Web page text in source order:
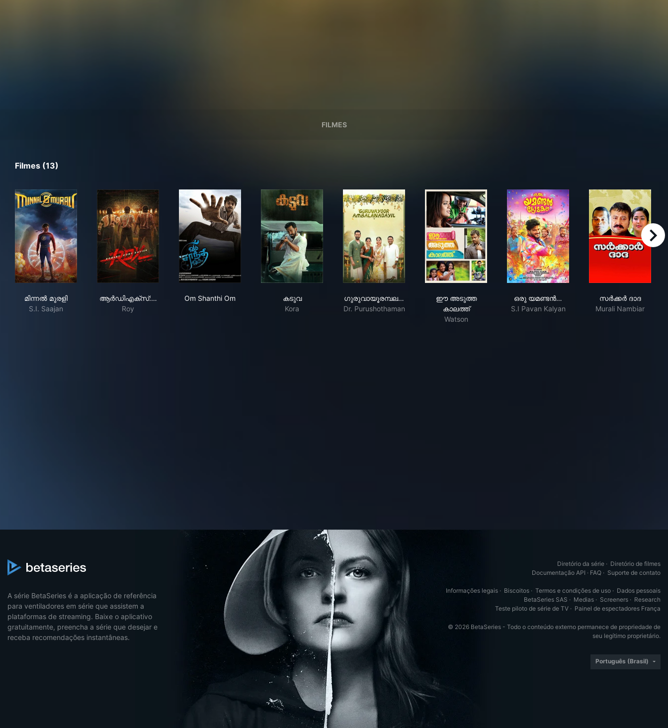
FILMES
Filmes (13)
മിന്നൽ മുരളി
S.I. Saajan
ആര്‍ഡിഎക്സ്:…
Roy
Om Shanthi Om
കടുവ
Kora
ഗുരുവായൂരമ്പല…
Dr. Purushothaman
ഈ അടുത്ത
കാലത്ത്
Watson
ഒരു യമണ്ടൻ…
S.I Pavan Kalyan
സർക്കർ ദാദ
Murali Nambiar
right
A série BetaSeries é a aplicação de referência
para ventiladores em série que assistem a
plataformas de streaming. Baixe o aplicativo
gratuitamente, preencha a série que desejar e
receba recomendações instantâneas.
Diretório da série · Diretório de filmes
Documentação API · FAQ · Suporte de contato
Informações legais · Biscoitos · Termos e condições de uso · Dados pessoais
BetaSeries SAS · Medias · Screeners · Research
Teste piloto de série de TV · Painel de espectadores França
© 2026 BetaSeries - Todo o conteúdo externo permanece de propriedade de
seu legítimo proprietário.
Português (Brasil)